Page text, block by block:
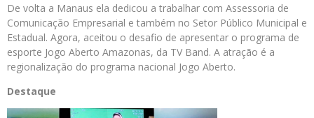
De volta a Manaus ela dedicou a trabalhar com Assessoria de
Comunicação Empresarial e também no Setor Público Municipal e
Estadual. Agora, aceitou o desafio de apresentar o programa de
esporte Jogo Aberto Amazonas, da TV Band. A atração é a
regionalização do programa nacional Jogo Aberto.
Destaque